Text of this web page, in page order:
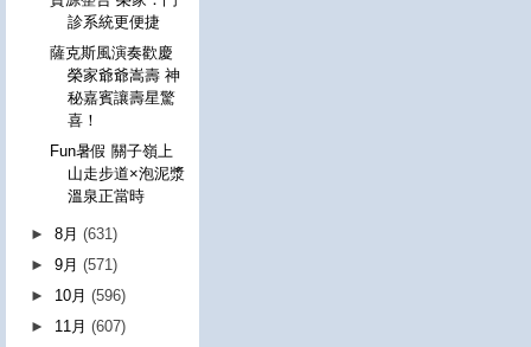
診系統更便捷
薩克斯風演奏歡慶
榮家爺爺嵩壽 神
秘嘉賓讓壽星驚
喜！
Fun暑假 關子嶺上
山走步道×泡泥漿
溫泉正當時
►8月(631)
►9月(571)
► 10月(596)
► 11月(607)